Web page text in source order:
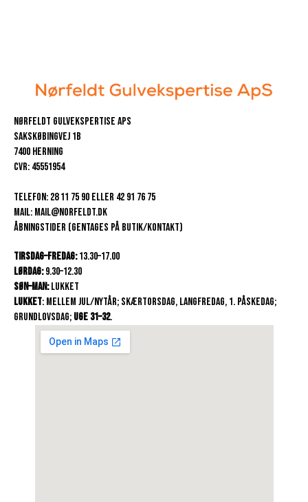
Åbningstider (gentages på Butik/Kontakt)
Tirsdag–fredag: 13.30–17.00
Lørdag: 9.30–12.30
Søn–man: Lukket
Lukket: mellem jul/nytår; Skærtorsdag, Langfredag, 1. påskedag;
Grundlovsdag; Uge 31–32.
Nørfeldt Gulvekspertise ApS
Sakskøbingvej 1b
7400 Herning
CVR: 45551954
Telefon: 28 11 75 90 eller 42 91 76 75
Mail: mail@norfeldt.dk